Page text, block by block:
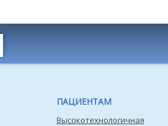
ПАЦИЕНТАМ
Высокотехнологичная